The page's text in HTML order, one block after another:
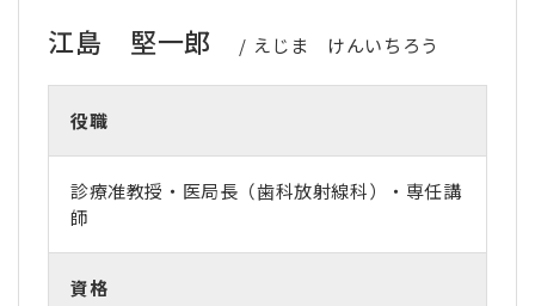
江島 堅一郎 えじま けんいちろう
役職
診療准教授・医局長（歯科放射線科）・専任講
師
資格